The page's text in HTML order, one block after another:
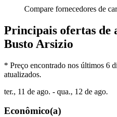
Compare fornecedores de
Principais ofertas de
Busto Arsizio
* Preço encontrado nos últimos 6
atualizados.
ter., 11 de ago. - qua., 12 de ago.
Econômico(a)